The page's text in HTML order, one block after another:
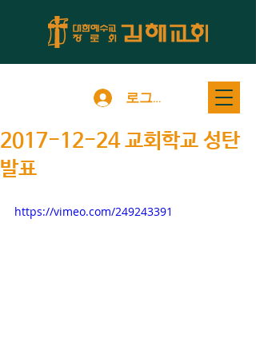
로그인
2017-12-24 교회학교 성탄
발표
https://vimeo.com/249243391